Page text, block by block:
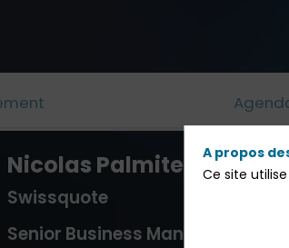
Nicolas Palmitessa
Swissquote
Senior Business Manager
A propos
Ce site